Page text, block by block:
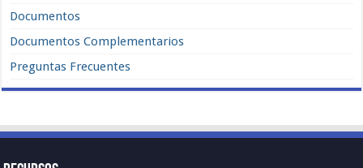
Documentos
Documentos Complementarios
Preguntas Frecuentes